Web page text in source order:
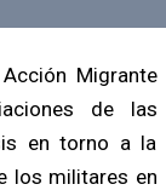
Migrante
de las
en torno a la
los militares en